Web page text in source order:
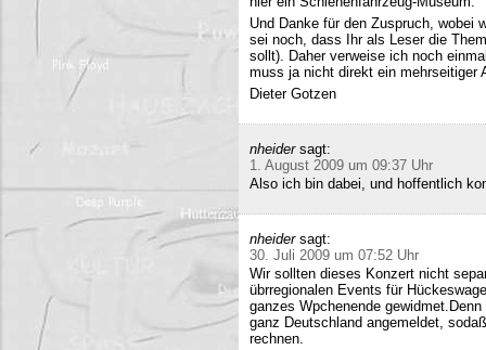
Und Danke für den Zuspruch, wobei
sei noch, dass Ihr als Leser die
sollt). Daher verweise ich noch
muss ja nicht direkt ein mehrseitiger
Dieter Gotzen
nheider sagt:
1. August 2009 um 09:37 Uhr
Also ich bin dabei, und hoffentlich
nheider sagt:
30. Juli 2009 um 07:52 Uhr
Wir sollten dieses Konzert nicht
übrregionalen Events für
ganzes Wpchenende
ganz Deutschland angemeldet,
rechnen.